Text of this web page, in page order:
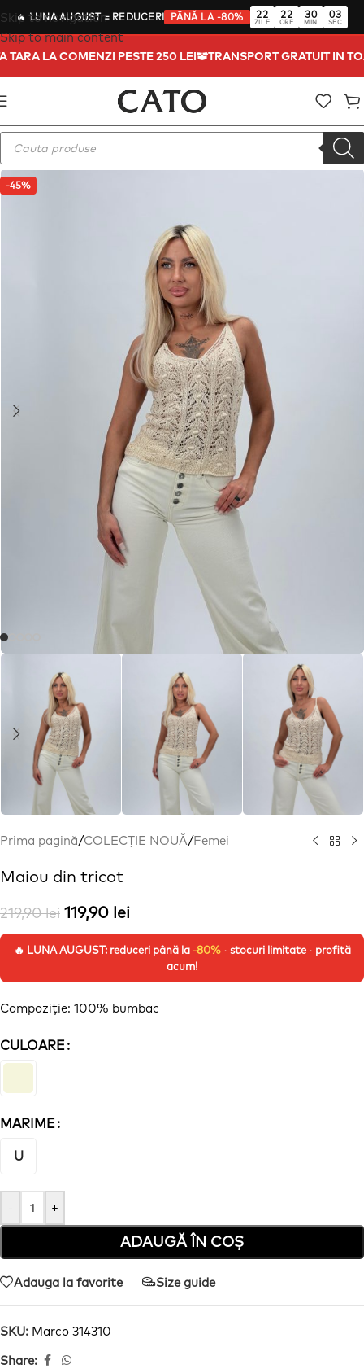
🔥 LUNA AUGUST= REDUCERI PÂNĂ LA -80% 22
ZILE
22
ORE
30
MIN
03
SEC
Skip to navigation
Skip to main content
TARA LA COMENZI PESTE 250 LEI TRANSPORT GRATUIT IN
-45%
Prima pagină/COLECȚIE NOUĂ/Femei
Maiou din tricot
219,90lei 119,90 lei
🔥 LUNA AUGUST: reduceri până la -80%· stocuri limitate · profită
acum!
Compoziție: 100% bumbac
CULOARE
MARIME
U
- +
ADAUGĂ ÎN COȘ
Adauga la favorite Size guide
SKU: Marco 314310
Share: